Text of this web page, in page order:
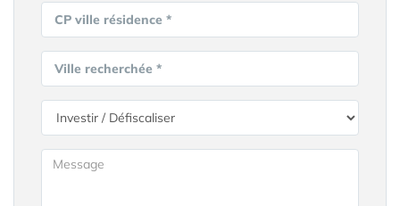
CP ville résidence *
Ville recherchée *